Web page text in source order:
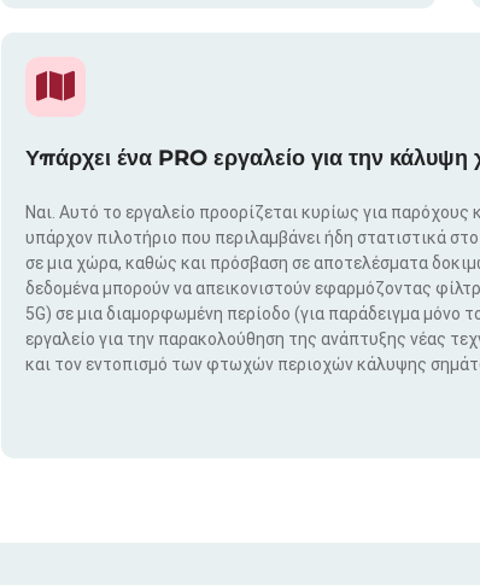
Υπάρχει ένα PRO εργαλείο για την κάλυψη
Ναι. Αυτό το εργαλείο προορίζεται κυρίως για
υπάρχον πιλοτήριο που περιλαμβάνει ήδη στατιστικά
σε μια χώρα, καθώς και πρόσβαση σε αποτελέσματα
δεδομένα μπορούν να απεικονιστούν εφαρμόζοντας
5G) σε μια διαμορφωμένη περίοδο (για παράδειγμα μόνο
εργαλείο για την παρακολούθηση της ανάπτυξης νέας
και τον εντοπισμό των φτωχών περιοχών κάλυψης